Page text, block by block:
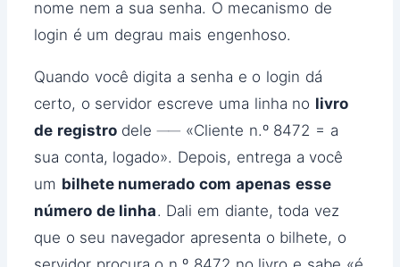
nome nem a sua senha. O mecanismo de
login é um degrau mais engenhoso.
Quando você digita a senha e o login dá
certo, o servidor escreve uma linha no livro
de registrodele ── «Cliente n.º 8472 = a
sua conta, logado». Depois, entrega a você
um bilhete numerado com apenas esse
número de linha. Dali em diante, toda vez
que o seu navegador apresenta o bilhete, o